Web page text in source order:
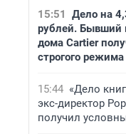
15:51
Дело на
рублей. Бывший
дома Cartier
строгого режима
15:44 «Дело
экс-директор
получил